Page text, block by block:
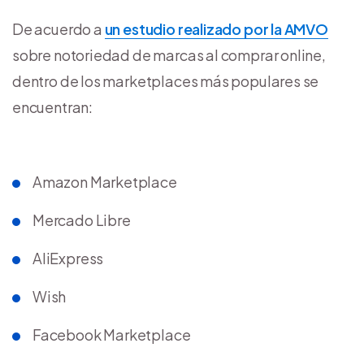
De acuerdo a un estudio realizado por la AMVO
sobre notoriedad de marcas al comprar online,
dentro de los marketplaces más populares se
encuentran:
Amazon Marketplace
Mercado Libre
AliExpress
Wish
Facebook Marketplace